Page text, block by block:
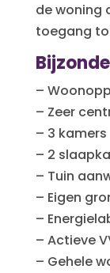
de woning
toegang
–
– Zeer
– 3 kamers
– 2
– Tuin
– Eigen
–
– Actieve
– Gehele